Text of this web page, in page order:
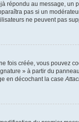
répondu au message, un
pas si un
ne peuvent pas
fois créée, vous pouvez
» à partir du
en décochant la case